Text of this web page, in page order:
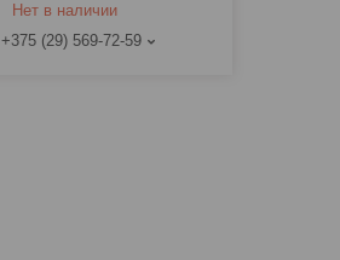
Нет в наличии
+375 (29) 569-72-59